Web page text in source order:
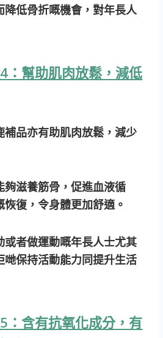
降低骨折嘅機會，對年長人
：幫助肌肉放鬆，減低
補品亦有助肌肉放鬆，減少
夠滋養筋骨，促進血液循
復，令身體更加舒適。
或者做運動嘅年長人士尤其
哋保持活動能力同提升生活
：含有抗氧化成分，有